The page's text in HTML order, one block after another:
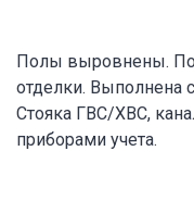
Полы выровнены.
отделки. Выполнена
Стояка ГВС/ХВС,
приборами учета.